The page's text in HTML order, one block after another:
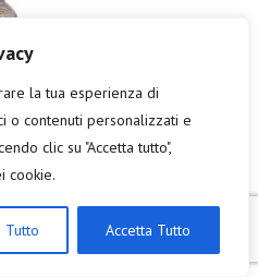
la tua esperienza di
o contenuti personalizzati e
clic su "Accetta tutto",
cookie.
Tutto Accetta Tutto